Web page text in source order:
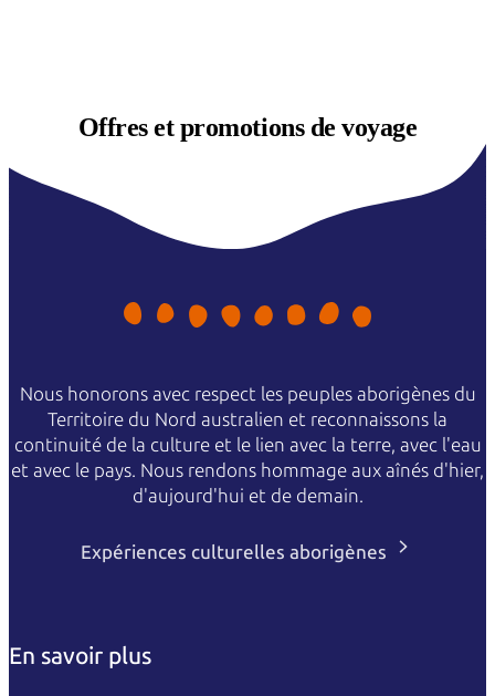
Offres etpromotions de voyage
Nous honorons avec respect les peuples aborigènes du
Territoire du Nord australien et reconnaissons la
continuité de la culture et le lien avec la terre, avec l'eau
et avec le pays. Nous rendons hommage aux aînés d'hier,
d'aujourd'hui et de demain.
Expériences culturelles aborigènes
En savoir plus